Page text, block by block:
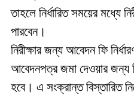
তাহলে নির্ধারিত সময়ের মধ্যে
পারবেন।
নিরীক্ষার জন্য আবেদন ফি
আবেদনপত্র জমা দেওয়ার জন্য
হবে। এ সংক্রান্ত বিস্তারিত